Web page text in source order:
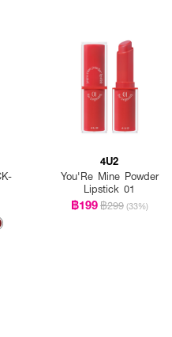
4U2
You'Re Mine Powder
Lipstick 01
฿199฿299 (33%)